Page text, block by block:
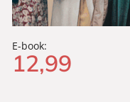
E-book:
12,99